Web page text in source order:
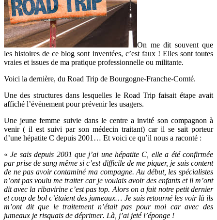
On me dit souvent que
les histoires de ce blog sont inventées, c’est faux ! Elles sont toutes
vraies et issues de ma pratique professionnelle ou militante.
Voici la dernière, du Road Trip de Bourgogne-Franche-Comté.
Une des structures dans lesquelles le Road Trip faisait étape avait
affiché l’évènement pour prévenir les usagers.
Une jeune femme suivie dans le centre a invité son compagnonà
venir ( il est suivi par son médecin traitant) car il se sait porteur
d’une hépatite C depuis 2001 … Et voici ce qu’il nous a raconté :
«Je sais depuis 2001 que j’ai une hépatite C, elle a étéconfirmée
par prise de sang même si c’est difficile de me piquer, je suis content
de ne pas avoir contaminé ma compagne. Au début, les spécialistes
n’ont pas voulu me traiter car je voulais avoir des enfants et il m’ont
dit avec la ribavirine c’est pas top. Alors on a fait notre petit dernier
et coup de bol c’étaient des jumeaux… Je suis retourné les voir là ils
m’ont dit que le traitement n’était pas pour moi car avec des
jumeaux je risquais de déprimer. Là, j’ai jeté l’éponge !